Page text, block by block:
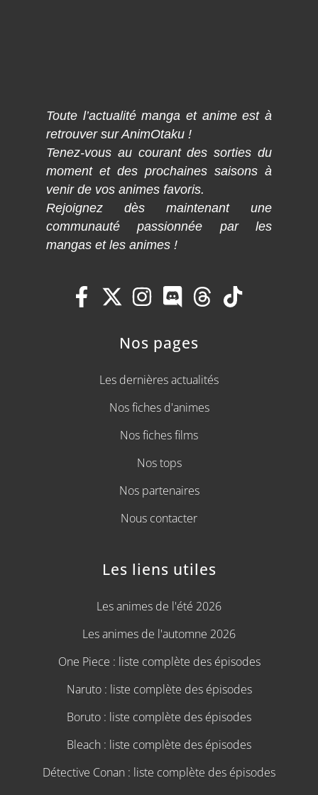
Toute l’actualité manga et anime est à
retrouver sur AnimOtaku !
Tenez-vous au courant des sorties du
moment et des prochaines saisons à
venir de vos animes favoris.
Rejoignez dès maintenant une
communauté passionnée par les
mangas et les animes !
Nos pages
Les dernières actualités
Nos fiches d'animes
Nos fiches films
Nos tops
Nos partenaires
Nous contacter
Les liens utiles
Les animes de l'été 2026
Les animes de l'automne 2026
One Piece : liste complète des épisodes
Naruto : liste complète des épisodes
Boruto : liste complète des épisodes
Bleach : liste complète des épisodes
Détective Conan : liste complète des épisodes